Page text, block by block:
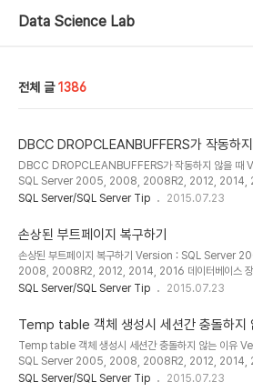
Data Science Lab
전체 글 1386
DBCC DROPCLEANBUFFERS가 작동하
DBCC DROPCLEANBUFFERS가 작동하지 않을 때
SQL Server 2005, 2008, 2008R2, 2012, 2014,
DBCC DROPCLEANBUFFERS는 버퍼 풀에서 빈 버퍼
않아도 완전히 빈 버퍼 캐시를 사용하여 쿼리를 테스트할
퍼풀에서 빈 버퍼를 삭제하려면 CHECKPOINT를 사용하
캐시를 만든다. CHECKPOINT는 현재 데이터베이스에
커밋되지 않은 페이지를 디스크로 기록하고 버퍼를 비운
은 DBCC DROPCLEANBUFFERS 사용하어 빈 버퍼를
..
SQL Server/SQL Server Tip 2015.07.23
손상된 부트페이지 복구하기
손상된 부트페이지 복구하기 Version : SQL Server
2008, 2008R2, 2012, 2014, 2016 데이터베이스 장
슈는 부트페이지 손상이다. 부트 페이지가 손상된 경우에는
된 부트페이지를 복구하는 방법에 대해서 알아본다. 부트
상하고 복원하기 위한 테스트 데이터베이스를 생성한다.
터베이스를 분리하여 데이터파일에 사용자가 접근할 수 있
-- Drop old database USE [master]; GO IF
DATABASEPROPERTYEX (N'Company',
SQL Server/SQL Server Tip 2015.07.23
Temp table 객체 생성시 세션간 충돌하지
유
Temp table 객체 생성시 세션간 충돌하지 않는 이유
SQL Server 2005, 2008, 2008R2, 2012, 2014,
터베이스를 사용할 때 temp table(임시 테이블)을 많이
SQL Server/SQL Server Tip 2015.07.23